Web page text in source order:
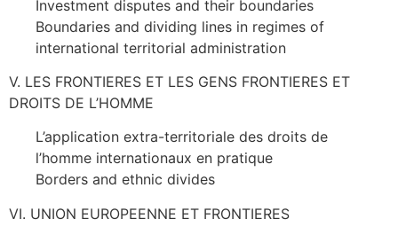
Investment disputes and their boundaries
Boundaries and dividing lines in regimes of
international territorial administration
V. LES FRONTIERES ET LES GENS FRONTIERES ET
DROITS DE L’HOMME
L’application extra-territoriale des droits de
l’homme internationaux en pratique
Borders and ethnic divides
VI. UNION EUROPEENNE ET FRONTIERES